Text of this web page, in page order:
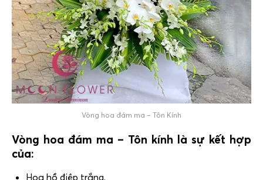
Vòng hoa đám ma – Tôn Kính
Vòng hoa đám ma – Tôn kính là sự kết hợp
của:
Hoa hồ điệp trắng.